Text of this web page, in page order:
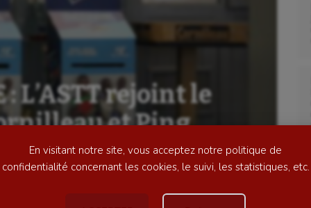
En visitant notre site, vous acceptez notre politique de
confidentialité concernant les cookies, le suivi, les statistiques, etc.
américain
Moto
Natation artistique
: L’ASTT rejoint le
et Ping